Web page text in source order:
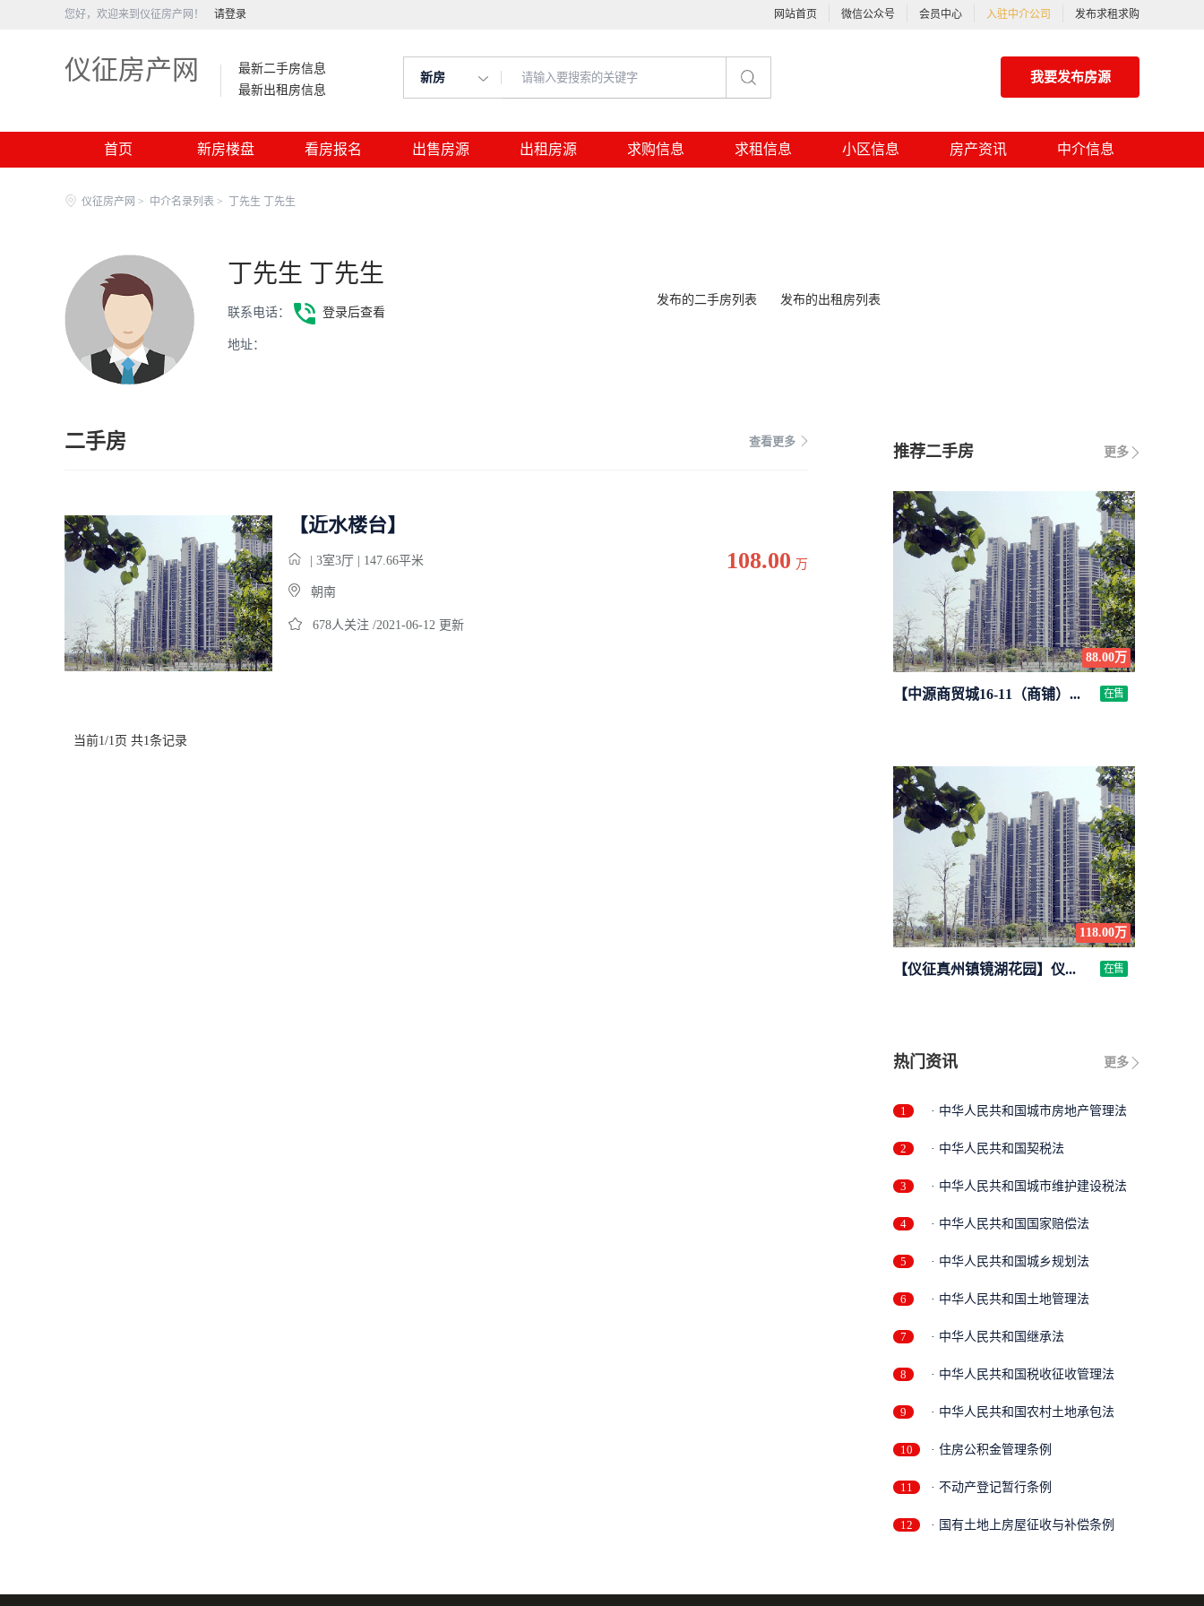
您好，欢迎来到仪征房产网！ 请登录 网站首页 微信公众号 会员中心 入驻中介公司 发布求租求购
仪征房产网
最新二手房信息
最新出租房信息
新房 我要发布房源
首页 新房楼盘 看房报名 出售房源 出租房源 求购信息 求租信息 小区信息 房产资讯 中介信息
仪征房产网 > 中介名录列表 > 丁先生 丁先生
丁先生 丁先生
联系电话： 登录后查看
地址：
发布的二手房列表 发布的出租房列表
二手房 查看更多
【近水楼台】
| 3室3厅 | 147.66平米
朝南
678人关注 /2021-06-12 更新
108.00 万
当前1/1页 共1条记录
更多
推荐二手房
88.00万
【中源商贸城16-11（商铺）... 在售
118.00万
【仪征真州镇镜湖花园】仪... 在售
更多
热门资讯
1 · 中华人民共和国城市房地产管理法
2 · 中华人民共和国契税法
3 · 中华人民共和国城市维护建设税法
4 · 中华人民共和国国家赔偿法
5 · 中华人民共和国城乡规划法
6 · 中华人民共和国土地管理法
7 · 中华人民共和国继承法
8 · 中华人民共和国税收征收管理法
9 · 中华人民共和国农村土地承包法
10 · 住房公积金管理条例
11 · 不动产登记暂行条例
12 · 国有土地上房屋征收与补偿条例